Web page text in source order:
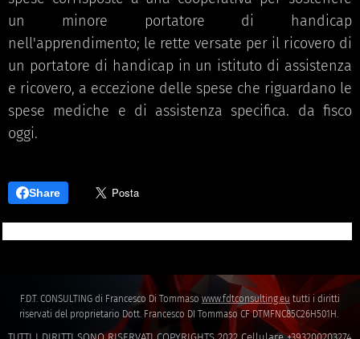
un minore portatore di handicap
nell'apprendimento; le rette versate per il ricovero di
un portatore di handicap in un istituto di assistenza
e ricovero, a eccezione delle spese che riguardano le
spese mediche e di assistenza specifica. da fisco
oggi.
Share
F.D.T. CONSULTING di Francesco Di Tommaso www.fdtconsulting.eu tutti i diritti
riservati del proprietario Dott. Francesco DI Tommaso CF DTMFNC85C26H501H.